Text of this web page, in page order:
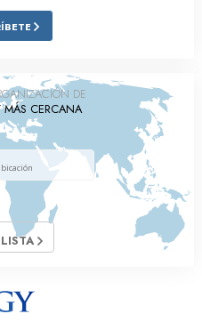
DE
CERCANA